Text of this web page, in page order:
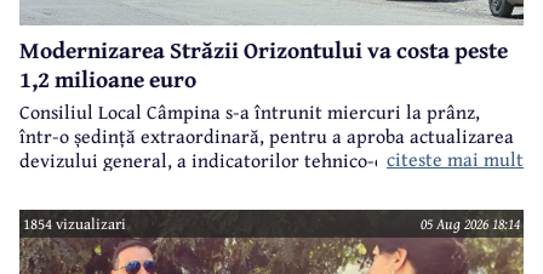
Modernizarea Străzii Orizontului va costa peste
1,2 milioane euro
Consiliul Local Câmpina s-a întrunit miercuri la prânz,
într-o ședință extraordinară, pentru a aproba actualizarea
devizului general, a indicatorilor tehnico-economici și a
realizarea modernizării Străzii Orizontului, obiectiv
finanțat prin Programul Național de Investiții ”Anghel
Saligny”.
citeste mai mult
1854 vizualizari 05 Aug 2026 18:14